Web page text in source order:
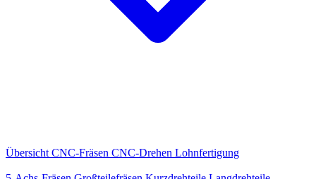
Übersicht CNC-Fräsen CNC-Drehen Lohnfertigung